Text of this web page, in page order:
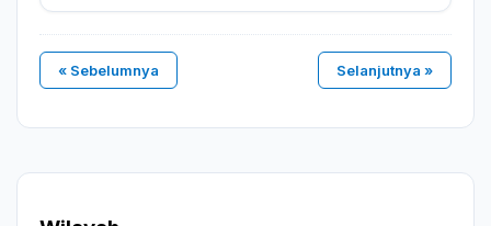
« Sebelumnya Selanjutnya »